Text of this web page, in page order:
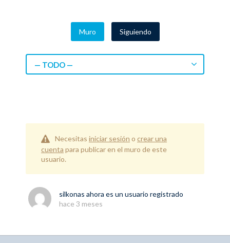
Muro Siguiendo
— TODO —
Necesitas iniciar sesión o crear una
cuenta para publicar en el muro de este
usuario.
silkonas ahora es un usuario registrado
hace 3 meses